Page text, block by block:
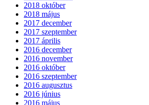
2018 október
2018 május
2017 december
2017 szeptember
2017 április
2016 december
2016 november
2016 október
2016 szeptember
2016 augusztus
2016 június
2016 május